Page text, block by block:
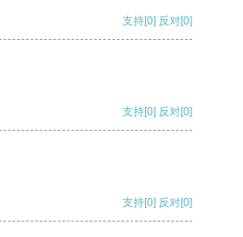
支持[0] 反对[0]
支持[0] 反对[0]
支持[0] 反对[0]